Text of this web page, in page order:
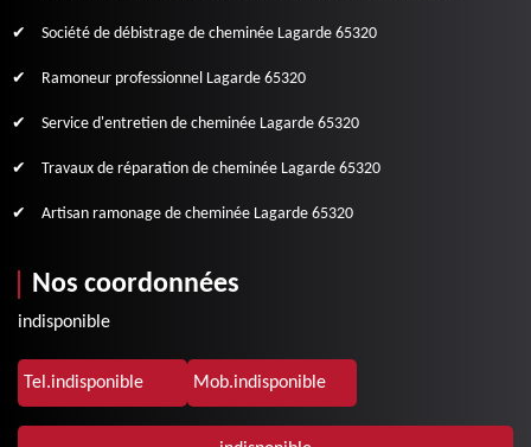
Société de débistrage de cheminée Lagarde 65320
Ramoneur professionnel Lagarde 65320
Service d'entretien de cheminée Lagarde 65320
Travaux de réparation de cheminée Lagarde 65320
Artisan ramonage de cheminée Lagarde 65320
Nos coordonnées
indisponible
Tel.indisponible Mob.indisponible